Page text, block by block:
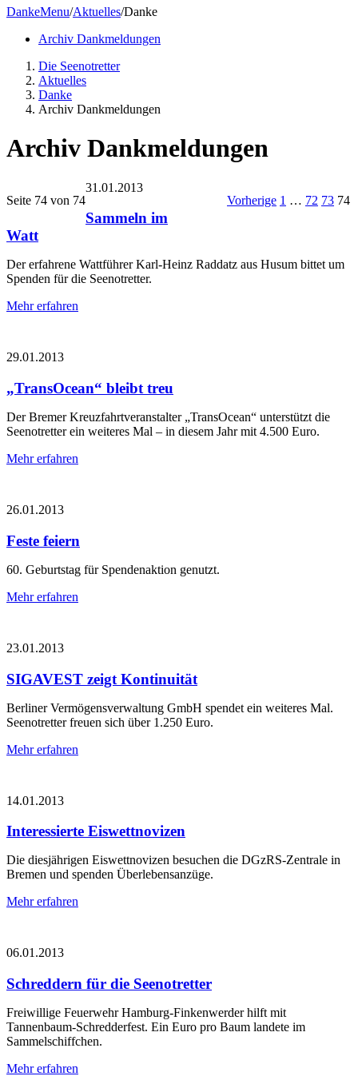
DankeMenu/Aktuelles/Danke
Archiv Dankmeldungen
Die Seenotretter
Aktuelles
Danke
Archiv Dankmeldungen
Archiv Dankmeldungen
Seite 74 von 74 Vorherige 1 … 72 73 74
31.01.2013
Sammeln im
Watt
Der erfahrene Wattführer Karl-Heinz Raddatz aus Husum bittet um
Spenden für die Seenotretter.
Mehr erfahren
29.01.2013
„TransOcean“ bleibt treu
Der Bremer Kreuzfahrtveranstalter „TransOcean“ unterstützt die
Seenotretter ein weiteres Mal – in diesem Jahr mit 4.500 Euro.
Mehr erfahren
26.01.2013
Feste feiern
60. Geburtstag für Spendenaktion genutzt.
Mehr erfahren
23.01.2013
SIGAVEST zeigt Kontinuität
Berliner Vermögensverwaltung GmbH spendet ein weiteres Mal.
Seenotretter freuen sich über 1.250 Euro.
Mehr erfahren
14.01.2013
Interessierte Eiswettnovizen
Die diesjährigen Eiswettnovizen besuchen die DGzRS-Zentrale in
Bremen und spenden Überlebensanzüge.
Mehr erfahren
06.01.2013
Schreddern für die Seenotretter
Freiwillige Feuerwehr Hamburg-Finkenwerder hilft mit
Tannenbaum-Schredderfest. Ein Euro pro Baum landete im
Sammelschiffchen.
Mehr erfahren